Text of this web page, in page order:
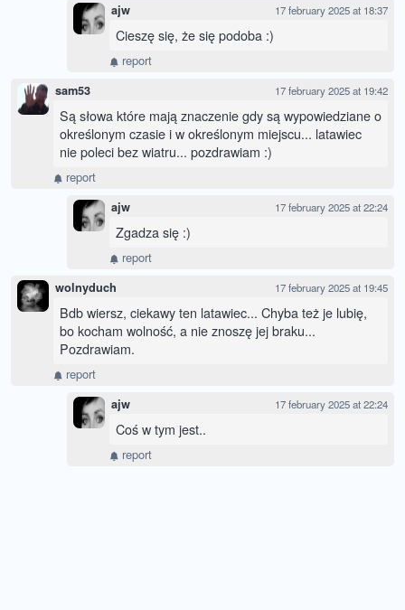
ajw 17 february 2025 at 18:37
Cieszę się, że się podoba :)
report
sam53 17 february 2025 at 19:42
Są słowa które mają znaczenie gdy są wypowiedziane o
określonym czasie i w określonym miejscu... latawiec
nie poleci bez wiatru... pozdrawiam :)
report
ajw 17 february 2025 at 22:24
Zgadza się :)
report
wolnyduch 17 february 2025 at 19:45
Bdb wiersz, ciekawy ten latawiec... Chyba też je lubię,
bo kocham wolność, a nie znoszę jej braku...
Pozdrawiam.
report
ajw 17 february 2025 at 22:24
Coś w tym jest..
report